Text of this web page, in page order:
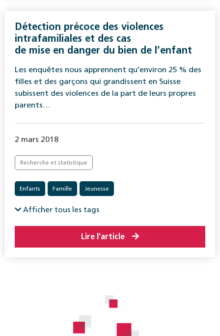
Détection précoce des violences
intrafamiliales et des cas
de mise en danger du bien de l’enfant
Les enquêtes nous apprennent qu’environ 25 % des
filles et des garçons qui grandissent en Suisse
subissent des violences de la part de leurs propres
parents…
2 mars 2018
Recherche et statistique
Enfants Famille Jeunesse
Protection de l’enfance et de la jeunesse
Afficher tous les tags
Lire l'article